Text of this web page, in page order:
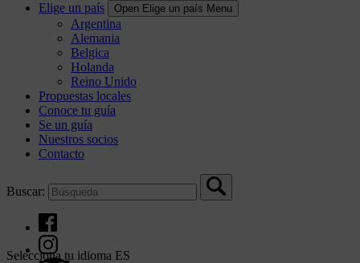
Elige un país
Open Elige un país Menu
Argentina
Alemania
Belgica
Holanda
Reino Unido
Propuestas locales
Conoce tu guía
Se un guía
Nuestros socios
Contacto
Buscar:
Selecciona tu idioma ES